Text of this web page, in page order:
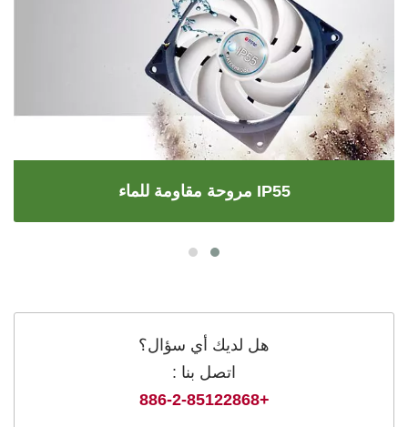
مروحة مقاومة للماء IP55
هل لديك أي سؤال؟
اتصل بنا :
+886-2-85122868